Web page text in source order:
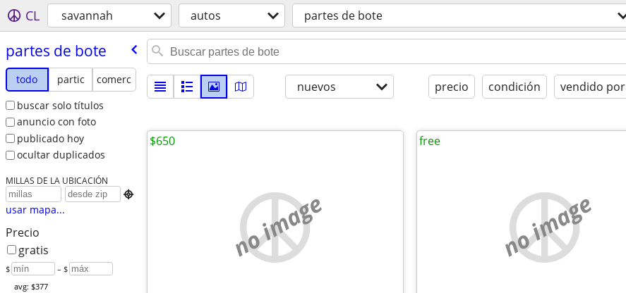
CL savannah autos partes de bote
partes de bote
todo partic
comerc
buscar solo títulos
anuncio con foto
publicado hoy
ocultar duplicados
MILLAS DE LA UBICACIÓN

usar mapa...
Precio
gratis
$ – $
avg: $377
nuevos precio condición vendido por
no image
$650
no image
free